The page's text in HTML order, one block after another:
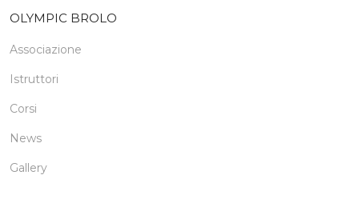
OLYMPIC BROLO
Associazione
Istruttori
Corsi
News
Gallery